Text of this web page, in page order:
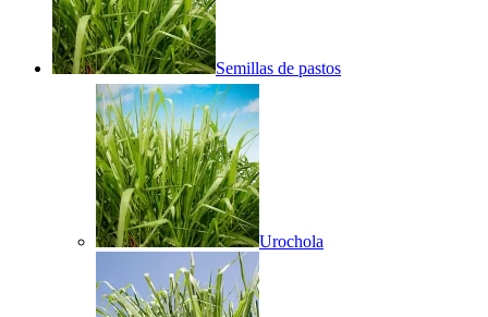
Semillas de pastos
Urochola